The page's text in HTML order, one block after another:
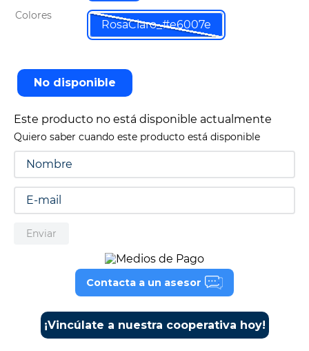
Colores
RosaClaro_#e6007e
No disponible
Este producto no está disponible actualmente
Quiero saber cuando este producto está disponible
Enviar
Contacta a un asesor
¡Vincúlate a nuestra cooperativa hoy!
8.
cine
9.
tv